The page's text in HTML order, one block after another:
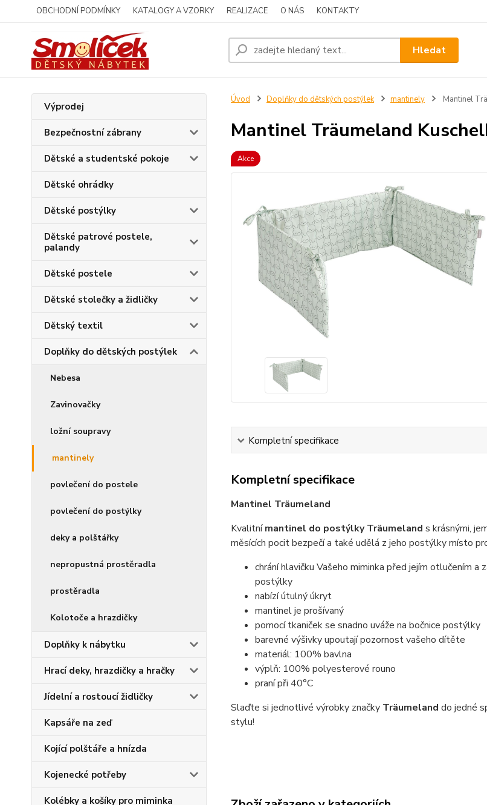
OBCHODNÍ PODMÍNKY KATALOGY A VZORKY REALIZACE O NÁS KONTAKTY
Hledat
Výprodej
Bezpečnostní zábrany
Dětské a studentské pokoje
Dětské ohrádky
Dětské postýlky
Dětské patrové postele,
palandy
Dětské postele
Dětské stolečky a židličky
Dětský textil
Doplňky do dětských postýlek
Nebesa
Zavinovačky
ložní soupravy
mantinely
povlečení do postele
povlečení do postýlky
deky a polštářky
nepropustná prostěradla
prostěradla
Kolotoče a hrazdičky
Doplňky k nábytku
Hrací deky, hrazdičky a hračky
Jídelní a rostoucí židličky
Kapsáře na zeď
Kojící polštáře a hnízda
Kojenecké potřeby
Kolébky a košíky pro miminka
Úvod Doplňky do dětských postýlek mantinely Mantinel
Mantinel Träumeland
Akce
Kompletní specifikace
Kompletní specifikace
Mantinel Träumeland
Kvalitnímantinel do postýlky Träumeland s krásnými,
měsících pocit bezpečí a také udělá z jeho postýlky místo
chrání hlavičku Vašeho miminka před jejím otlučením
postýlky
nabízí útulný úkryt
mantinel je prošívaný
pomocí tkaniček se snadno uváže na bočnice postýlky
barevné výšivky upoutají pozornost vašeho dítěte
materiál: 100% bavlna
výplň: 100% polyesterové rouno
praní při 40°C
Slaďte si jednotlivé výrobky značky Träumeland do jedné
stylu!